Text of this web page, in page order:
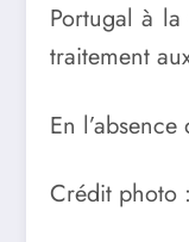
Portugal à
traitement
En l’absence
Crédit photo